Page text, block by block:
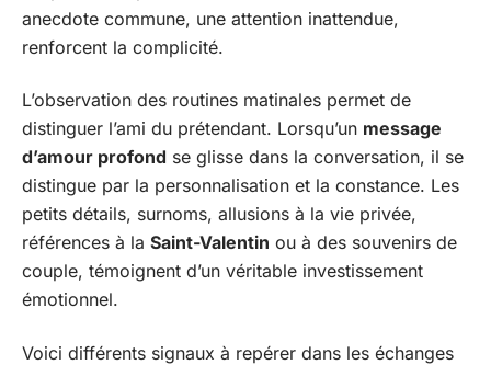
anecdote commune, une attention inattendue,
renforcent la complicité.
L’observation des routines matinales permet de
distinguer l’ami du prétendant. Lorsqu’un message
d’amour profond se glisse dans la conversation, il se
distingue par la personnalisation et la constance. Les
petits détails, surnoms, allusions à la vie privée,
références à la Saint-Valentin ou à des souvenirs de
couple, témoignent d’un véritable investissement
émotionnel.
Voici différents signaux à repérer dans les échanges